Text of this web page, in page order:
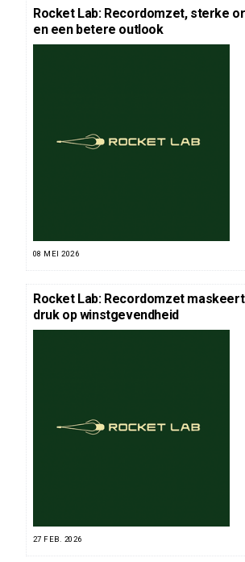
Rocket Lab: Recordomzet, sterke
en een betere outlook
08 MEI 2026
Rocket Lab: Recordomzet
druk op winstgevendheid
27 FEB. 2026